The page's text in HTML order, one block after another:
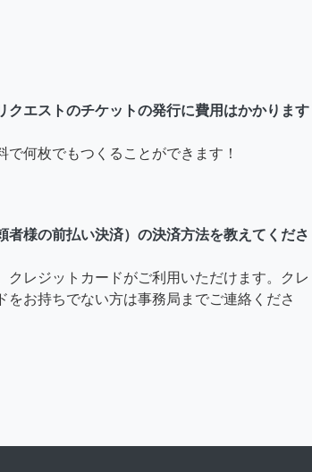
クエストのチケットの発行に費用はかかります
で何枚でもつくることができます！
者様の前払い決済）の決済方法を教えてくださ
クレジットカードがご利用いただけます。クレ
をお持ちでない方は事務局までご連絡くださ